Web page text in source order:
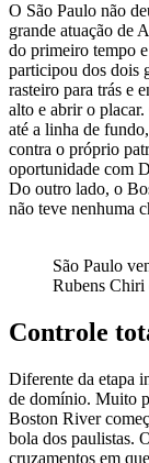
O São Paulo não
grande atuação de
do primeiro tempo
participou dos dois
rasteiro para trás e
alto e abrir o
até a linha de
contra o próprio
oportunidade com
Do outro lado, o
não teve nenhuma
São Paulo
Rubens Chiri
Controle
Diferente da etapa
de domínio. Muito
Boston River
bola dos paulistas.
cruzamentos em